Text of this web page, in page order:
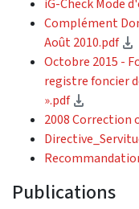
iG-Check Mode
Complément
Août 2010.pdf
Octobre 2015 -
registre foncier
».pdf
2008 Correction
Publications